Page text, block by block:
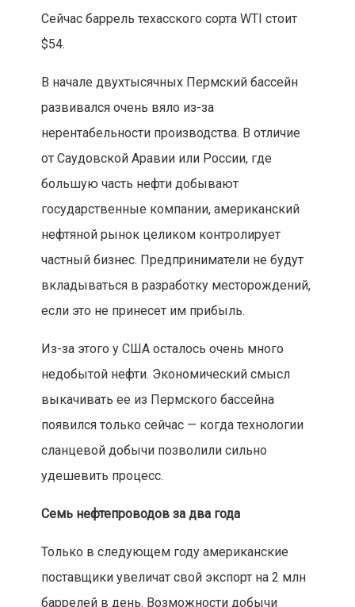
Сейчас баррель техасского сорта WTI стоит
$54.
В начале двухтысячных Пермский бассейн
развивался очень вяло из-за
нерентабельности производства. В отличие
от Саудовской Аравии или России, где
большую часть нефти добывают
государственные компании, американский
нефтяной рынок целиком контролирует
частный бизнес. Предприниматели не будут
вкладываться в разработку месторождений,
если это не принесет им прибыль.
Из-за этого у США осталось очень много
недобытой нефти. Экономический смысл
выкачивать ее из Пермского бассейна
появился только сейчас — когда технологии
сланцевой добычи позволили сильно
удешевить процесс.
Семь нефтепроводов за два года
Только в следующем году американские
поставщики увеличат свой экспорт на 2 млн
баррелей в день. Возможности добычи